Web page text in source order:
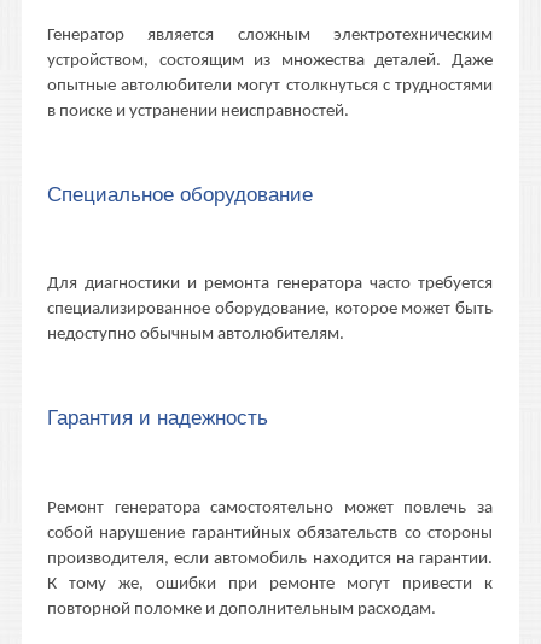
Генератор является сложным электротехническим
устройством, состоящим из множества деталей. Даже
опытные автолюбители могут столкнуться с трудностями
в поиске и устранении неисправностей.
Специальное оборудование
Для диагностики и ремонта генератора часто требуется
специализированное оборудование, которое может быть
недоступно обычным автолюбителям.
Гарантия и надежность
Ремонт генератора самостоятельно может повлечь за
собой нарушение гарантийных обязательств со стороны
производителя, если автомобиль находится на гарантии.
К тому же, ошибки при ремонте могут привести к
повторной поломке и дополнительным расходам.